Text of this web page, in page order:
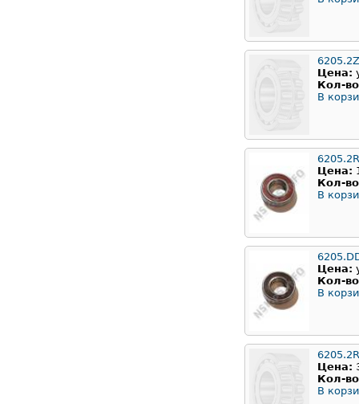
Цена:
Кол-
В
Цена:
Кол-
В
Цена:
Кол-
В
Цена:
Кол-
В